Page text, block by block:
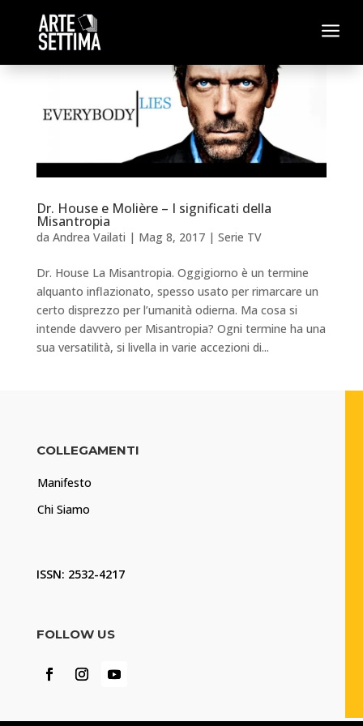
a
Dr. House e Molière – I significati della
Misantropia
da Andrea Vailati | Mag 8, 2017| Serie TV
Dr. House La Misantropia. Oggigiorno è un termine
alquanto inflazionato, spesso usato per rimarcare un
certo disprezzo per l’umanità odierna. Ma cosa si
intende davvero per Misantropia? Ogni termine ha una
sua versatilità, si livella in varie accezioni di...
COLLEGAMENTI
Manifesto
Chi Siamo
ISSN: 2532-4217
FOLLOW US